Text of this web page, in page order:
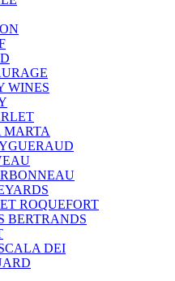
WINES
ROQUEFORT
BERTRANDS
DEI